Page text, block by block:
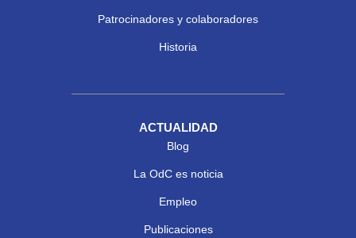
Patrocinadores y colaboradores
Historia
ACTUALIDAD
Blog
La OdC es noticia
Empleo
Publicaciones